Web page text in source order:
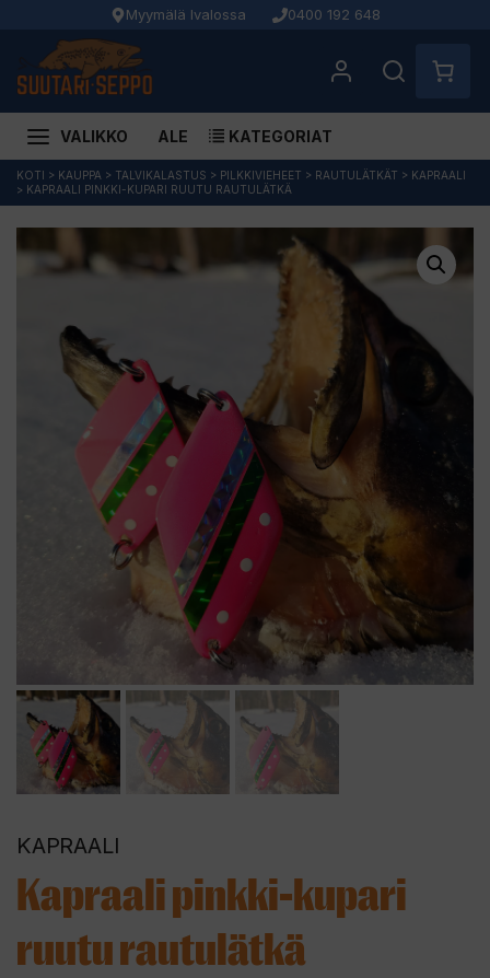
Myymälä Ivalossa 0400 192 648
VALIKKO ALE KATEGORIAT
Siirry
sisältöön
KOTI > KAUPPA > TALVIKALASTUS > PILKKIVIEHEET > RAUTULÄTKÄT > KAPRAALI
> KAPRAALI PINKKI-KUPARI RUUTU RAUTULÄTKÄ
KAPRAALI
Kapraali pinkki-kupari
ruutu rautulätkä